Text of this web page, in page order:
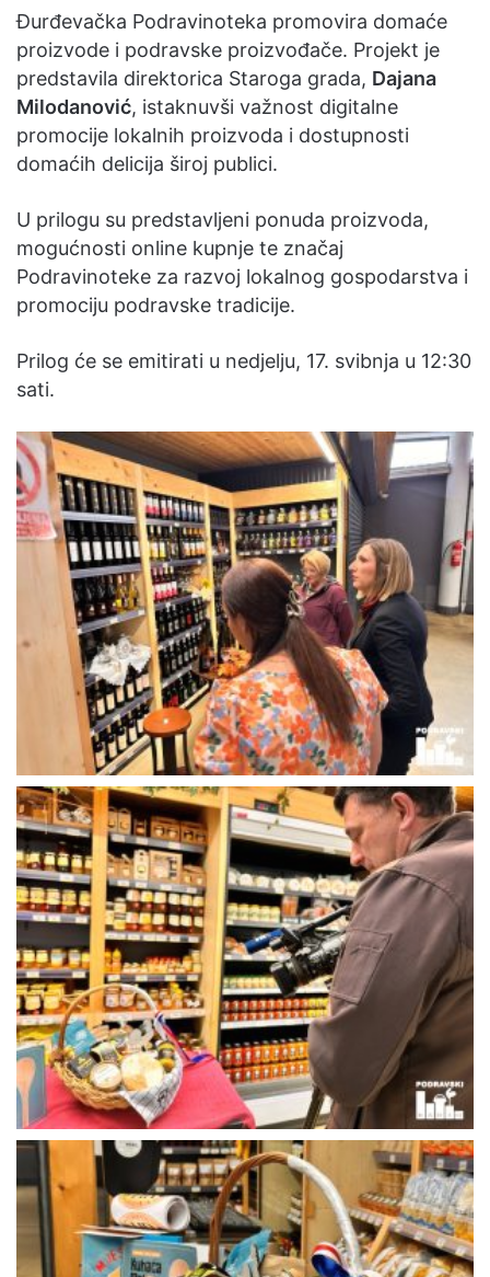
Đurđevačka Podravinoteka promovira domaće
proizvode i podravske proizvođače. Projekt je
predstavila direktorica Staroga grada, Dajana
Milodanović, istaknuvši važnost digitalne
promocije lokalnih proizvoda i dostupnosti
domaćih delicija široj publici.
U prilogu su predstavljeni ponuda proizvoda,
mogućnosti online kupnje te značaj
Podravinoteke za razvoj lokalnog gospodarstva i
promociju podravske tradicije.
Prilog će se emitirati u nedjelju, 17. svibnja u 12:30
sati.